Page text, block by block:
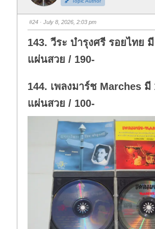
u
m
b
d
o
n
.
u
m
b
u
p
#24 · July 8, 2026, 2:03 pm
143. วีระ บำรุงศรี รอยไทย
แผ่นสวย / 190-
144. เพลงมาร์ช Marches มี
แผ่นสวย / 100-